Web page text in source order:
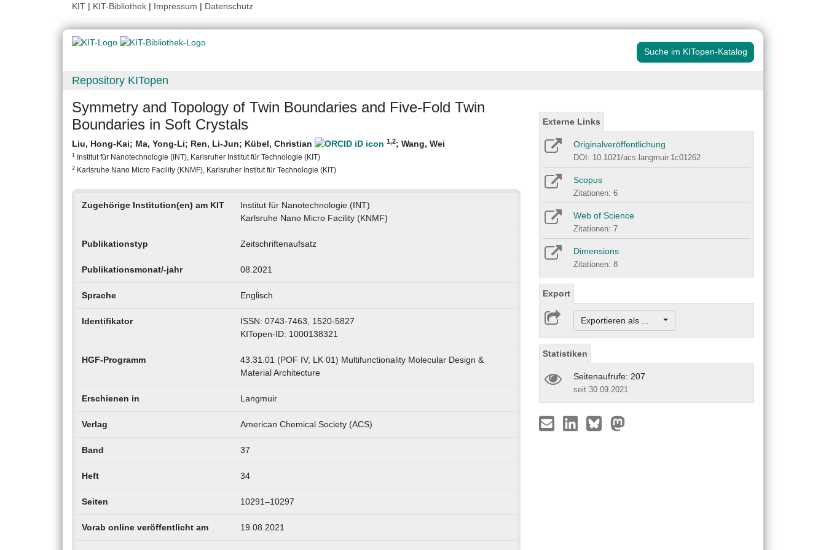
KIT | KIT-Bibliothek | Impressum | Datenschutz
Suche im KITopen-Katalog
Repository KITopen
Symmetry and Topology of Twin Boundaries and Five-Fold Twin
Boundaries in Soft Crystals
Liu, Hong-Kai; Ma, Yong-Li; Ren, Li-Jun; Kübel, Christian 1,2; Wang, Wei
1 Institut für Nanotechnologie (INT), Karlsruher Institut für Technologie (KIT)
2 Karlsruhe Nano Micro Facility (KNMF), Karlsruher Institut für Technologie (KIT)
Zugehörige Institution(en) am KIT
Institut für Nanotechnologie (INT)
Karlsruhe Nano Micro Facility (KNMF)
Publikationstyp Zeitschriftenaufsatz
Publikationsmonat/-jahr 08.2021
Sprache Englisch
Identifikator
ISSN: 0743-7463, 1520-5827
KITopen-ID: 1000138321
HGF-Programm
43.31.01 (POF IV, LK 01) Multifunctionality Molecular Design &
Material Architecture
Erschienen in Langmuir
Verlag American Chemical Society (ACS)
Band 37
Heft 34
Seiten 10291–10297
Vorab online veröffentlicht am 19.08.2021
Externe Links
Originalveröffentlichung
DOI: 10.1021/acs.langmuir.1c01262
Scopus
Zitationen: 6
Web of Science
Zitationen: 7
Dimensions
Zitationen: 8
Export
Exportieren als ...
Statistiken
Seitenaufrufe: 207
seit 30.09.2021